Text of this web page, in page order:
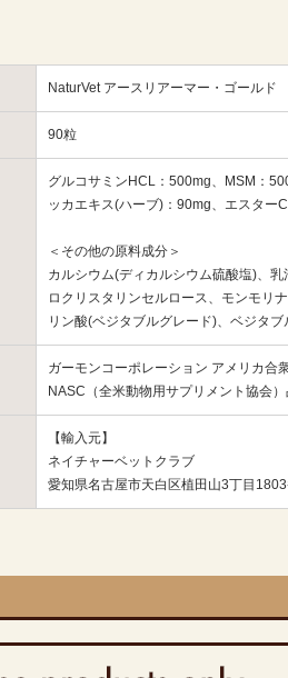
NaturVet アースリアーマー・ゴールド
90粒
グルコサミンHCL：500mg、MSM：
ッカエキス(ハーブ)：90mg、エスター
＜その他の原料成分＞
カルシウム(ディカルシウム硫酸塩)、
ロクリスタリンセルロース、モンモリ
リン酸(ベジタブルグレード)、ベジタブ
ガーモンコーポレーション アメリカ合
NASC（全米動物用サプリメント協会
【輸入元】
ネイチャーベットクラブ
愛知県名古屋市天白区植田山3丁目